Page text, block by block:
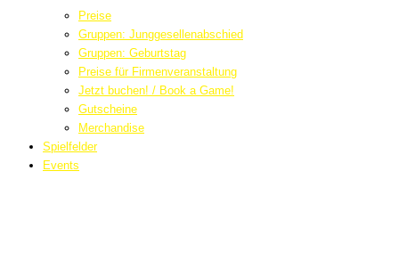
Preise
Gruppen: Junggesellenabschied
Gruppen: Geburtstag
Preise für Firmenveranstaltung
Jetzt buchen! / Book a Game!
Gutscheine
Merchandise
Spielfelder
Events